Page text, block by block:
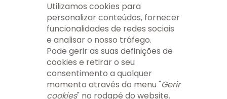
Ass. Pais/E.E.
Ass. Pais/E.E.
APEE EB nº 1
Massamá
APEE EB D.
Pedro IV
APEE ES Miguel
Torga
Utilizamos cookies para
personalizar conteúdos, fornecer
funcionalidades de redes sociais
e analisar o nosso tráfego.
Pode gerir as suas definições de
cookies e retirar o seu
consentimento a qualquer
momento através do menu "Gerir
cookies" no rodapé do website.